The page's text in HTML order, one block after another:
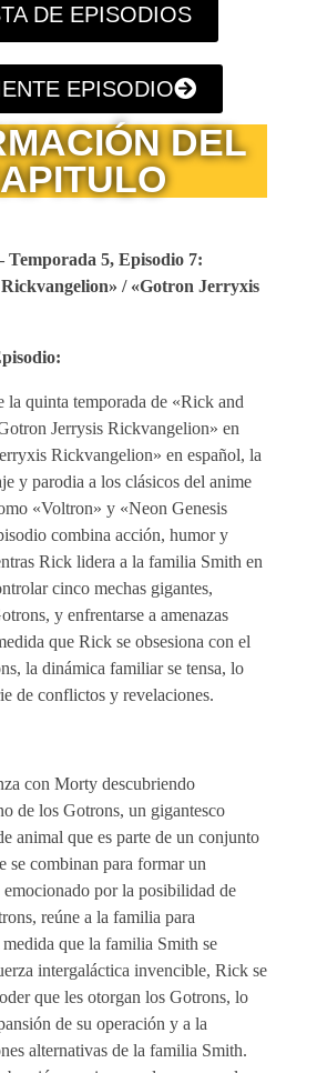
DE EPISODIOS
EPISODIO
DEL
5, Episodio 7:
/ «Gotron Jerryxis
la quinta temporada de «Rick and
Jerrysis Rickvangelion» en
Rickvangelion» en español, la
y parodia a los clásicos del anime
«Voltron» y «Neon Genesis
combina acción, humor y
Rick lidera a la familia Smith en
cinco mechas gigantes,
y enfrentarse a amenazas
que Rick se obsesiona con el
la dinámica familiar se tensa, lo
de conflictos y revelaciones.
con Morty descubriendo
de los Gotrons, un gigantesco
animal que es parte de un conjunto
se combinan para formar un
por la posibilidad de
reúne a la familia para
que la familia Smith se
intergaláctica invencible, Rick se
que les otorgan los Gotrons, lo
de su operación y a la
alternativas de la familia Smith.